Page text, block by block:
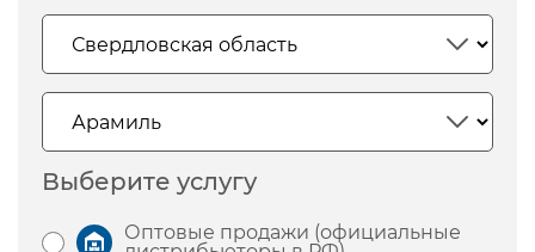
Выберите услугу
Оптовые продажи (официальные